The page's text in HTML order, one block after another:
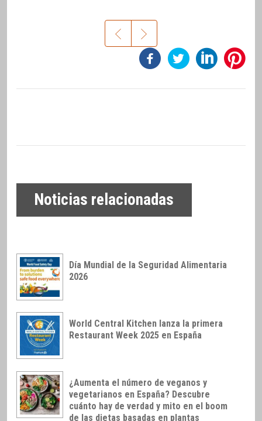
Noticias relacionadas
Día Mundial de la Seguridad Alimentaria
2026
World Central Kitchen lanza la primera
Restaurant Week 2025 en España
¿Aumenta el número de veganos y
vegetarianos en España? Descubre
cuánto hay de verdad y mito en el boom
de las dietas basadas en plantas